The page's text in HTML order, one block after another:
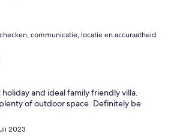
communicatie, locatie en accuraatheid
and ideal family friendly villa.
of outdoor space. Definitely be
2023